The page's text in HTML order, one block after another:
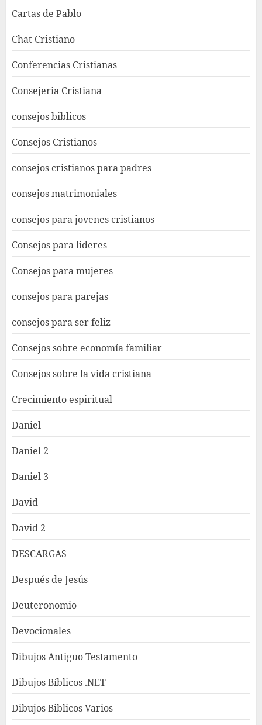
Cartas de Pablo
Chat Cristiano
Conferencias Cristianas
Consejeria Cristiana
consejos biblicos
Consejos Cristianos
consejos cristianos para padres
consejos matrimoniales
consejos para jovenes cristianos
Consejos para lideres
Consejos para mujeres
consejos para parejas
consejos para ser feliz
Consejos sobre economía familiar
Consejos sobre la vida cristiana
Crecimiento espiritual
Daniel
Daniel 2
Daniel 3
David
David 2
DESCARGAS
Después de Jesús
Deuteronomio
Devocionales
Dibujos Antiguo Testamento
Dibujos Bíblicos .NET
Dibujos Biblicos Varios